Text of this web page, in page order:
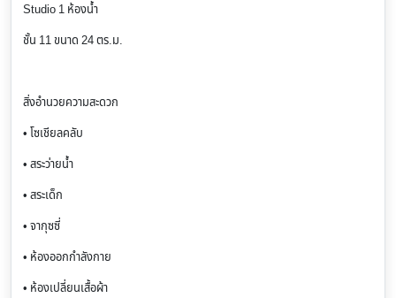
Studio 1 ห้องน้ำ
ชั้น 11 ขนาด 24 ตร.ม.
สิ่งอำนวยความสะดวก
• โซเชียลคลับ
• สระว่ายน้ำ
• สระเด็ก
• จากุซซี่
• ห้องออกกำลังกาย
• ห้องเปลี่ยนเสื้อผ้า